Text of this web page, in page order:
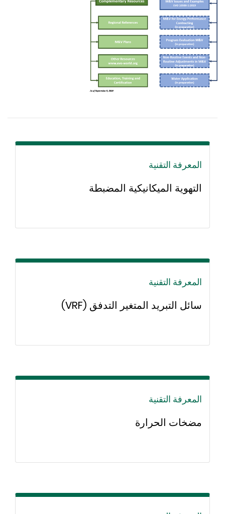
المعرفة التقنية
التهوية الميكانيكية المضبطة
المعرفة التقنية
سائل التبريد المتغير التدفق (VRF)
المعرفة التقنية
مضخات الحرارة